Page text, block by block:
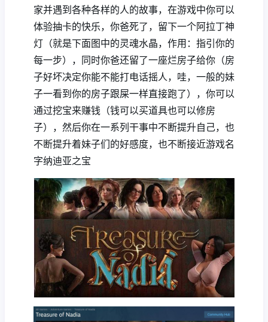
家并遇到各种各样的人的故事，在游戏中你可以
体验抽卡的快乐，你爸死了，留下一个阿拉丁神
灯（就是下面图中的灵魂水晶，作用：指引你的
每一步），同时你爸还留了一座烂房子给你（房
子好坏决定你能不能打电话摇人，哇，一般的妹
子一看到你的房子跟屎一样直接跑了），你可以
通过挖宝来赚钱（钱可以买道具也可以修房
子），然后你在一系列干事中不断提升自己，也
不断提升着妹子们的好感度，也不断接近游戏名
字纳迪亚之宝